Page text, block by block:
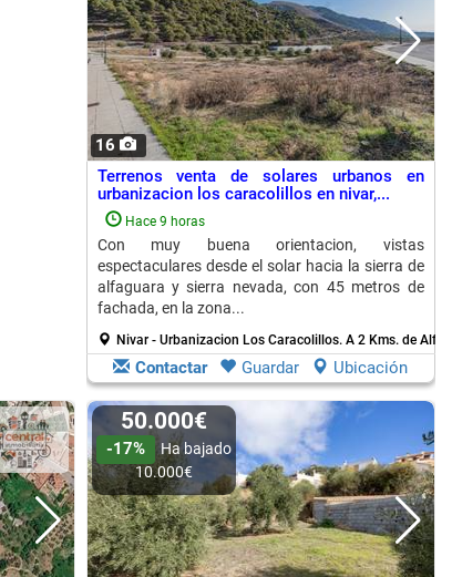
16
Terrenos venta de solares urbanos en
urbanizacion los caracolillos en nivar,...
Hace 9 horas
Con muy buena orientacion, vistas
espectaculares desde el solar hacia la sierra de
alfaguara y sierra nevada, con 45 metros de
fachada, en la zona...
Nivar - Urbanizacion Los Caracolillos. A 2 Kms. de
Contactar Guardar Ubicación
50.000€
-17%
Ha bajado
10.000€